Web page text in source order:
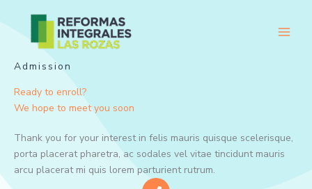
contenido
Admission
Ready to enroll?
We hope to meet you soon
Thank you for your interest in felis mauris quisque scelerisque,
porta placerat pharetra, ac sodales vel vitae tincidunt mauris
arcu placerat mi quis lorem parturient rutrum.